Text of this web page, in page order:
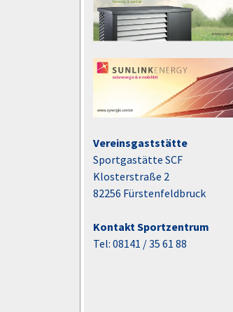
Vereinsgaststätte
Sportgastätte SCF
Klosterstraße 2
82256 Fürstenfeldbruck
Kontakt Sportzentrum
Tel: 08141 / 35 61 88